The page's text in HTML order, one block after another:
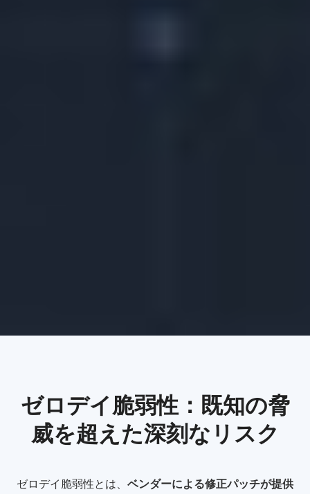
ゼロデイ脆弱性：既知の脅
威を超えた深刻なリスク
ゼロデイ脆弱性とは、 ベンダーによる修正パッチが提供